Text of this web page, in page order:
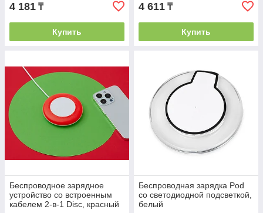
4 181 ₸
Купить
4 611 ₸
Купить
Беспроводное зарядное
устройство со встроенным
кабелем 2-в-1 Disc, красный
Беспроводная зарядка Pod
со светодиодной подсветкой,
белый